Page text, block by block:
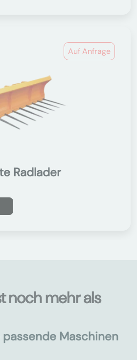
Auf Anfrage
Radlader
noch mehr als
Maschinen